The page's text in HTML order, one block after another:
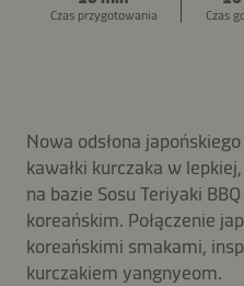
Czas przygotowania Czas
Nowa odsłona
kawałki kurczaka w
na bazie Sosu Teriyaki
koreańskim. Połączenie
koreańskimi smakami,
kurczakiem yangnyeom.